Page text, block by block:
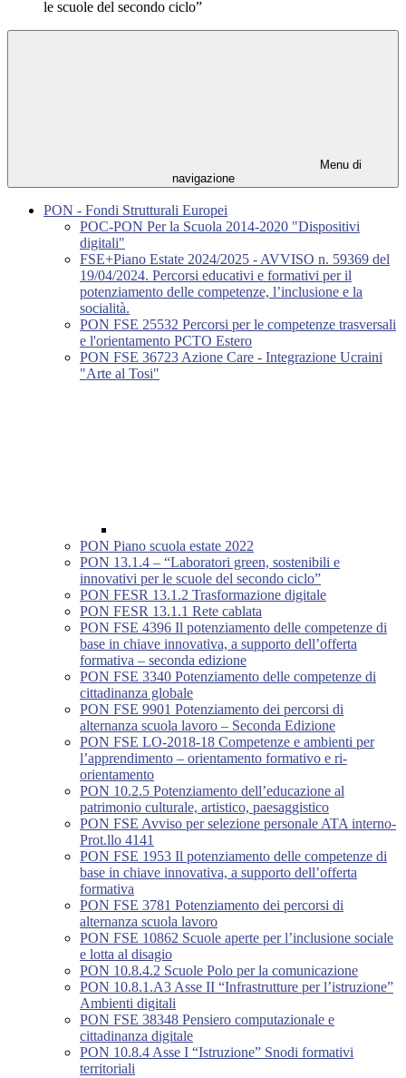
le scuole del secondo ciclo”
Menu di
navigazione
PON - Fondi Strutturali Europei
POC-PON Per la Scuola 2014-2020 "Dispositivi
digitali"
FSE+Piano Estate 2024/2025 - AVVISO n. 59369 del
19/04/2024. Percorsi educativi e formativi per il
potenziamento delle competenze, l’inclusione e la
socialità.
PON FSE 25532 Percorsi per le competenze trasversali
e l'orientamento PCTO Estero
PON FSE 36723 Azione Care - Integrazione Ucraini
"Arte al Tosi"
PON Piano scuola estate 2022
PON 13.1.4 – “Laboratori green, sostenibili e
innovativi per le scuole del secondo ciclo”
PON FESR 13.1.2 Trasformazione digitale
PON FESR 13.1.1 Rete cablata
PON FSE 4396 Il potenziamento delle competenze di
base in chiave innovativa, a supporto dell’offerta
formativa – seconda edizione
PON FSE 3340 Potenziamento delle competenze di
cittadinanza globale
PON FSE 9901 Potenziamento dei percorsi di
alternanza scuola lavoro – Seconda Edizione
PON FSE LO-2018-18 Competenze e ambienti per
l’apprendimento – orientamento formativo e ri-
orientamento
PON 10.2.5 Potenziamento dell’educazione al
patrimonio culturale, artistico, paesaggistico
PON FSE Avviso per selezione personale ATA interno-
Prot.llo 4141
PON FSE 1953 Il potenziamento delle competenze di
base in chiave innovativa, a supporto dell’offerta
formativa
PON FSE 3781 Potenziamento dei percorsi di
alternanza scuola lavoro
PON FSE 10862 Scuole aperte per l’inclusione sociale
e lotta al disagio
PON 10.8.4.2 Scuole Polo per la comunicazione
PON 10.8.1.A3 Asse II “Infrastrutture per l’istruzione”
Ambienti digitali
PON FSE 38348 Pensiero computazionale e
cittadinanza digitale
PON 10.8.4 Asse I “Istruzione” Snodi formativi
territoriali